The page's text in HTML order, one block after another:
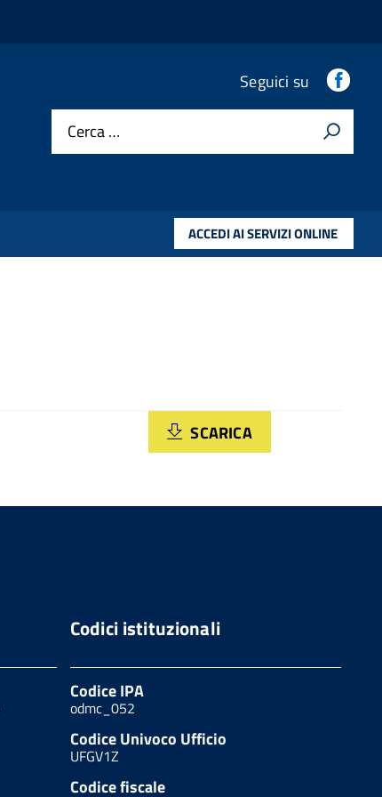
Seguici su
Cerca …
ACCEDI AI SERVIZI ONLINE
SCARICA
Codici istituzionali
Codice IPA
odmc_052
Codice Univoco Ufficio
UFGV1Z
Codice fiscale